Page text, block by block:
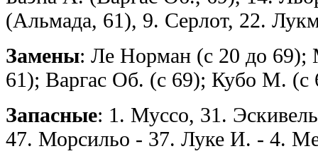
(Альмада, 61), 9. Серлот, 22.
Замены: Ле Норман (с 20 до
61); Варгас Об. (с 69); Кубо М. (с
Запасные: 1. Муссо, 31.
47. Морсильо - 37. Луке И. - 4.